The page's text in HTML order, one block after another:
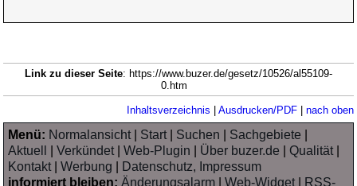
Link zu dieser Seite: https://www.buzer.de/gesetz/10526/al55109-
0.htm
Inhaltsverzeichnis Ausdrucken/PDF| nach oben
Menü: Normalansicht| Start| Suchen Sachgebiete
Aktuell
|Verkündet|Web-Plugin Über buzer.de |Qualität|
Kontakt|Werbung
Datenschutz, Impressum
informiert bleiben: Änderungsalarm |Web-Widget| RSS-